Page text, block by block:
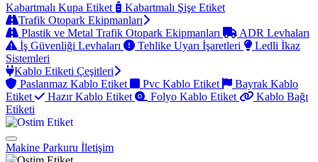
Kabartmalı Kupa Etiket
Kabartmalı Şişe Etiket
Trafik Otopark Ekipmanları
Plastik ve Metal Trafik Otopark Ekipmanları
ADR Levhaları
İş Güvenliği Levhaları
Tehlike Uyarı İşaretleri
Ledli İkaz
Sistemleri
Kablo Etiketi Çeşitleri
Paslanmaz Kablo Etiket
Pvc Kablo Etiket
Bayrak Kablo
Etiket
Hazır Kablo Etiket Folyo Kablo Etiket
Kablo Bağı
Etiketi
Makine Parkuru İletişim